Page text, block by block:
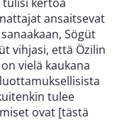
ansaitsevat
Sögüt
vihjasi, että Özilin
vielä kaukana
tulee
ovat [tästä